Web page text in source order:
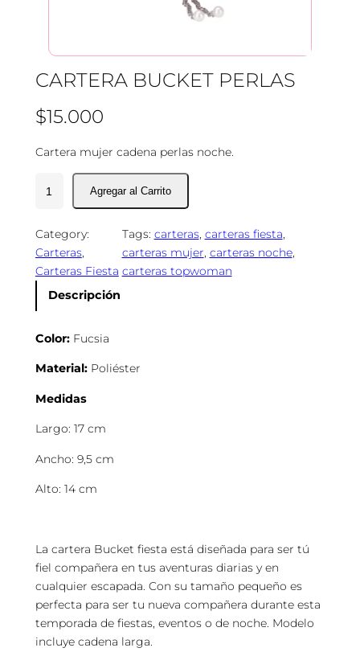
CARTERA BUCKET PERLAS
$15.000
Cartera mujer cadena perlas noche.
t
e
r
B
c
k
t
P
r
a
a
n
t
i
d
a
Category:
Carteras
Carteras Fiesta
Tags: carteras, carteras fiesta
carteras mujer, carteras noche
carteras topwoman
Descripción
Color:Fucsia
Material:Poliéster
Medidas
Largo: 17 cm
Ancho: 9,5 cm
Alto: 14 cm
La cartera Bucket fiesta está diseñada para ser tú
fiel compañera en tus aventuras diarias y en
cualquier escapada. Con su tamaño pequeño es
perfecta para ser tu nueva compañera durante esta
temporada de fiestas, eventos o de noche. Modelo
incluye cadena larga.